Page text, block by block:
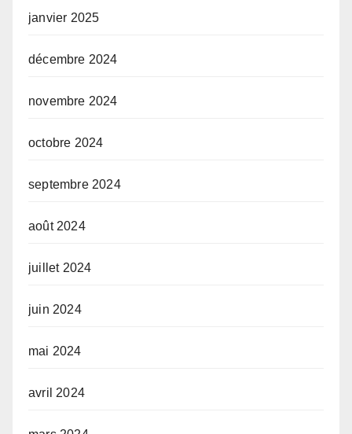
janvier 2025
décembre 2024
novembre 2024
octobre 2024
septembre 2024
août 2024
juillet 2024
juin 2024
mai 2024
avril 2024